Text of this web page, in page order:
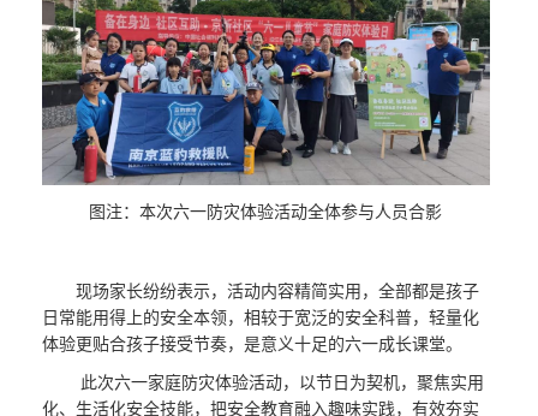
图注：本次六一防灾体验活动全体参与人员合影
现场家长纷纷表示，活动内容精简实用，全部都是孩子
日常能用得上的安全本领，相较于宽泛的安全科普，轻量化
体验更贴合孩子接受节奏，是意义十足的六一成长课堂。
此次六一家庭防灾体验活动，以节日为契机，聚焦实用
化、生活化安全技能，把安全教育融入趣味实践，有效夯实